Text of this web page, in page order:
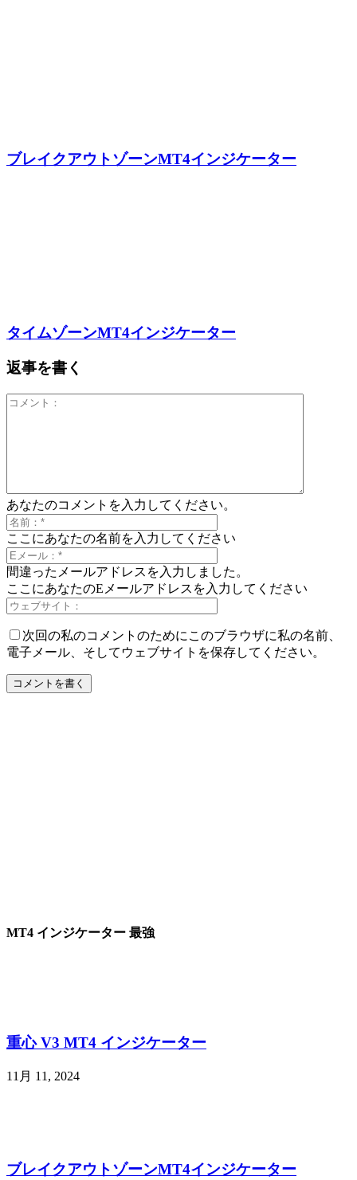
ブレイクアウトゾーンMT4インジケーター
タイムゾーンMT4インジケーター
返事を書く
あなたのコメントを入力してください。
ここにあなたの名前を入力してください
間違ったメールアドレスを入力しました。
ここにあなたのEメールアドレスを入力してください
次回の私のコメントのためにこのブラウザに私の名前、
電子メール、そしてウェブサイトを保存してください。
MT4 インジケーター 最強
重心 V3 MT4 インジケーター
11月 11, 2024
ブレイクアウトゾーンMT4インジケーター